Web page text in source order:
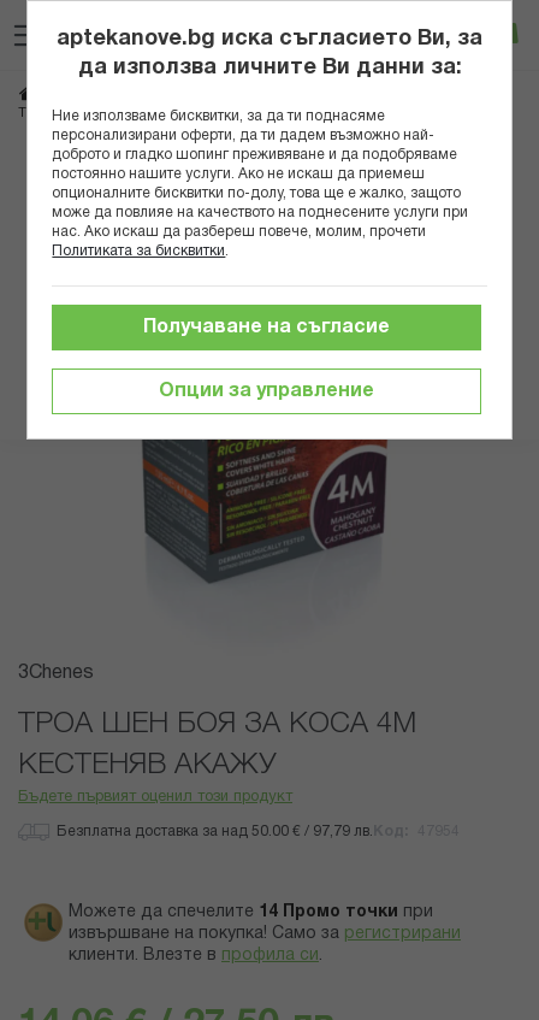
към
съдържанието
Вход
ТРОА ШЕН БОЯ ЗА КОСА 4М КЕСТЕНЯВ АКАЖУ
Преминете
края
Преминете
началото
галерия
със
3Chenes
ТРОА ШЕН БОЯ ЗА КОСА 4М
КЕСТЕНЯВ АКАЖУ
Бъдете първият оценил този продукт
Безплатна доставка за над 50.00 € / 97,79 лв.
Можете да спечелите 14 Промо точки
при
извършване на покупка! Само за регистрирани
клиенти. Влезте в профила си .
aptekanove.bg иска съгласието Ви, за
да използва личните Ви данни за:
Ние използваме бисквитки, за да ти поднасяме
персонализирани оферти, да ти дадем възможно най-
доброто и гладко шопинг преживяване и да подобряваме
постоянно нашите услуги. Ако не искаш да приемеш
опционалните бисквитки по-долу, това ще е жалко, защото
може да повлияе на качеството на поднесените услуги при
нас. Ако искаш да разбереш повече, молим, прочети
Политиката за бисквитки
Опции за управление
Получаване на съгласие